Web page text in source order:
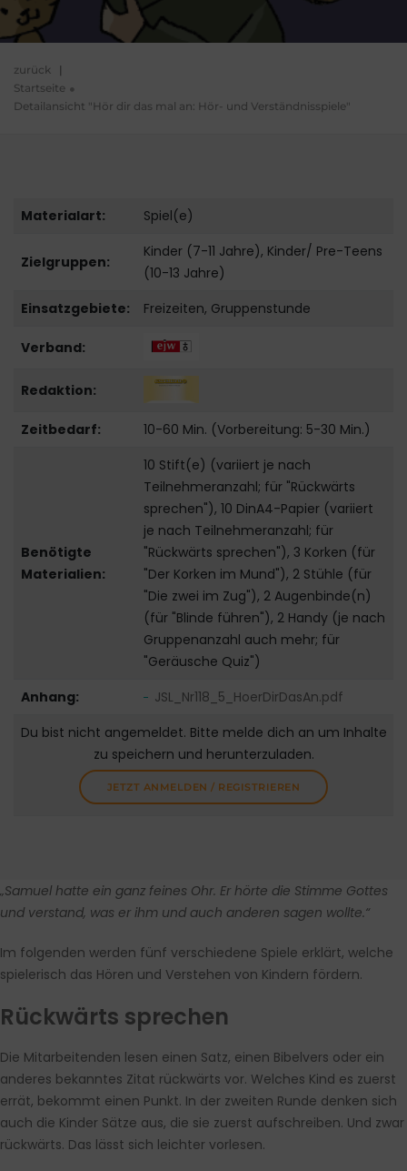
zurück |
Startseite
Detailansicht "Hör dir das mal an: Hör- und Verständnisspiele"
Materialart: Spiel(e)
Zielgruppen:
Kinder (7-11 Jahre), Kinder/ Pre-Teens
(10-13 Jahre)
Einsatzgebiete:
Freizeiten, Gruppenstunde
Verband:
Redaktion:
Zeitbedarf: 10-60 Min. (Vorbereitung: 5-30 Min.)
Benötigte
Materialien:
10 Stift(e) (variiert je nach
Teilnehmeranzahl; für "Rückwärts
sprechen"), 10 DinA4-Papier (variiert
je nach Teilnehmeranzahl; für
"Rückwärts sprechen"), 3 Korken (für
"Der Korken im Mund"), 2 Stühle (für
"Die zwei im Zug"), 2 Augenbinde(n)
(für "Blinde führen"), 2 Handy (je nach
Gruppenanzahl auch mehr; für
"Geräusche Quiz")
Anhang:
JSL_Nr118_5_HoerDirDasAn.pdf
Du bist nicht angemeldet. Bitte melde dich an um Inhalte
zu speichern und herunterzuladen.
JETZT ANMELDEN / REGISTRIEREN
„Samuel hatte ein ganz feines Ohr. Er hörte die Stimme Gottes
und verstand, was er ihm und auch anderen sagen wollte.“
Im folgenden werden fünf verschiedene Spiele erklärt, welche
spielerisch das Hören und Verstehen von Kindern fördern.
Rückwärts sprechen
Die Mitarbeitenden lesen einen Satz, einen Bibelvers oder ein
anderes bekanntes Zitat rückwärts vor. Welches Kind es zuerst
errät, bekommt einen Punkt. In der zweiten Runde denken sich
auch die Kinder Sätze aus, die sie zuerst aufschreiben. Und zwar
rückwärts. Das lässt sich leichter vorlesen.